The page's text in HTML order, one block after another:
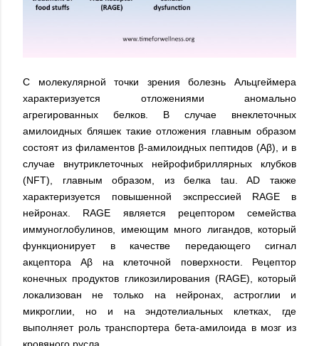
С молекулярной точки зрения болезнь Альцгеймера
характеризуется отложениями аномально
агрегированных белков. В случае внеклеточных
амилоидных бляшек такие отложения главным образом
состоят из филаментов β-амилоидных пептидов (Aβ), и в
случае внутриклеточных нейрофибриллярных клубков
(NFT), главным образом, из белка tau. AD также
характеризуется повышенной экспрессией RAGE в
нейронах. RAGE является рецептором семейства
иммуноглобулинов, имеющим много лигандов, который
функционирует в качестве передающего сигнал
акцептора Aβ на клеточной поверхности. Рецептор
конечных продуктов гликозилирования (RAGE), который
локализован не только на нейронах, астроглии и
микроглии, но и на эндотелиальных клетках, где
выполняет роль транспортера бета-амилоида в мозг из